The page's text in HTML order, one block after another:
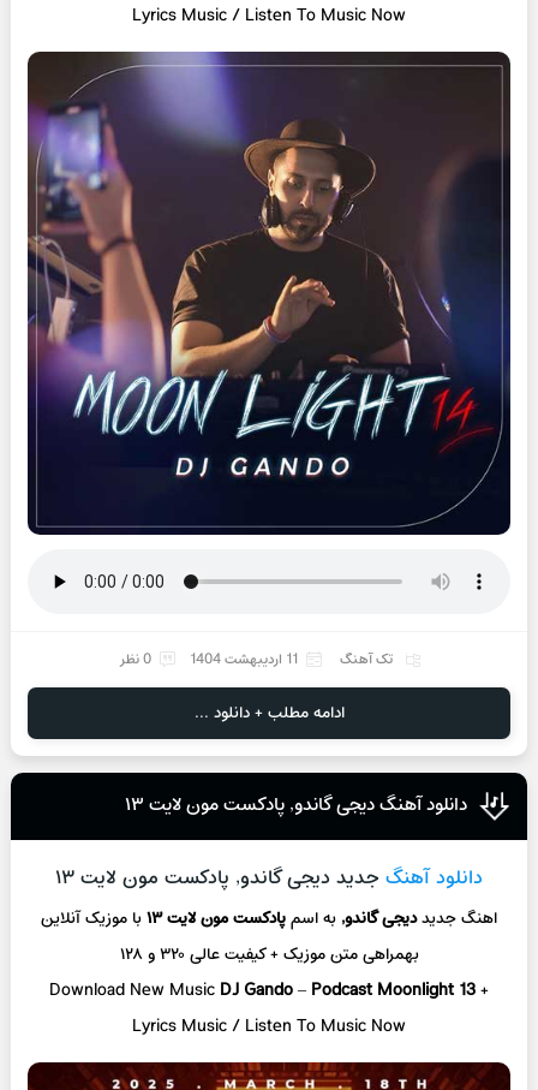
Lyrics Music / Listen To Music Now
تک آهنگ 11 اردیبهشت 1404 0 نظر
ادامه مطلب + دانلود ...
دانلود آهنگ دیجی گاندو, پادکست مون لایت ۱۳
دانلود آهنگ جدید دیجی گاندو, پادکست مون لایت ۱۳
اهنگ جدیددیجی گاندو, به اسمپادکست مون لایت ۱۳
با موزیک آنلاین
بهمراهی متن موزیک + کیفیت عالی ۳۲۰ و ۱۲۸
Download New Music DJ Gando– Podcast Moonlight 13+
Lyrics Music / Listen To Music Now